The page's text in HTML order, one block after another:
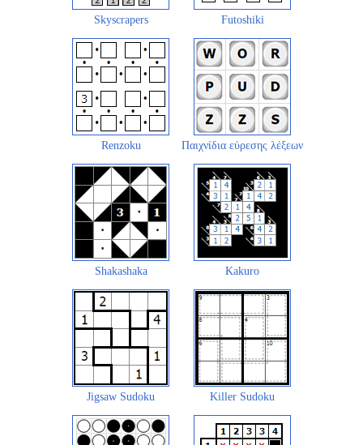
Skyscrapers Futoshiki
Renzoku Παιχνίδια εύρεσης λέξεων
Shakashaka Kakuro
Jigsaw Sudoku Killer Sudoku